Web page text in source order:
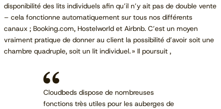
disponibilité des lits individuels afin qu’il n’y ait pas de double vente
– cela fonctionne automatiquement sur tous nos différents
canaux ; Booking.com, Hostelworld et Airbnb. C’est un moyen
vraiment pratique de donner au client la possibilité d’avoir soit une
chambre quadruple, soit un lit individuel. » Il poursuit ,
Cloudbeds dispose de nombreuses
fonctions très utiles pour les auberges de